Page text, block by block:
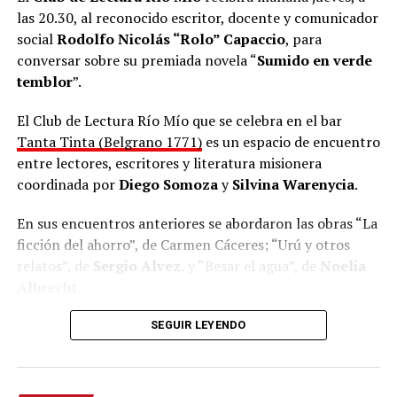
Hace un buen tiempo que Maniatic no se presenta en
vivo en Posadas, donde creció desde la infancia en las
artes. “Tengo fotos, pero ya no recuerdo bien qué fecha.
las 20.30, al reconocido escritor, docente y comunicador
socialRodolfo Nicolás “Rolo” Capaccio, para
conversar sobre su premiada novela “Sumido en verde
temblor”.
El Club de Lectura Río Mío que se celebra en el bar
Tanta Tinta (Belgrano 1771)es un espacio de encuentro
entre lectores, escritores y literatura misionera
coordinada porDiego SomozaySilvina Warenycia.
En sus encuentros anteriores se abordaron las obras “La
ficción del ahorro”, de Carmen Cáceres; “Urú y otros
relatos”, de Sergio Alvez , y “Besar el agua”, de Noelia
Todos son autores de Misiones, quienes visitan el
la lectura de parte sus obra para posteriormente dar
lugar a una conversación del público con el o la
SEGUIR LEYENDO